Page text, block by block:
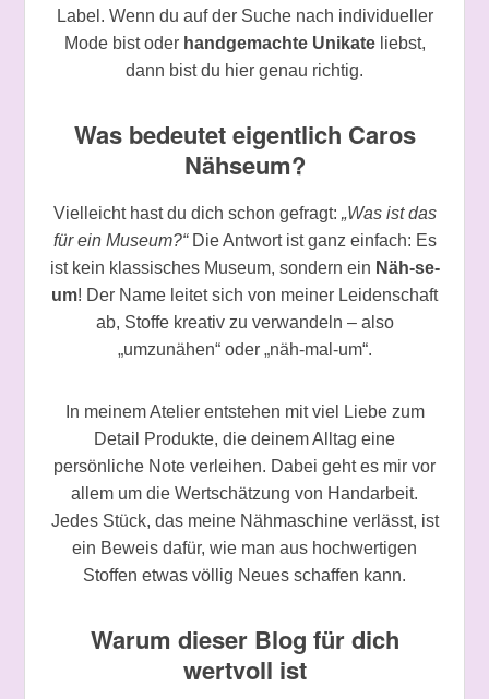
Label. Wenn du auf der Suche nach individueller
Mode bist oder handgemachte Unikateliebst,
dann bist du hier genau richtig.
Was bedeutet eigentlich Caros
Nähseum?
Vielleicht hast du dich schon gefragt: „Was ist das
für ein Museum?“Die Antwort ist ganz einfach: Es
ist kein klassisches Museum, sondern ein Näh-se-
um! Der Name leitet sich von meiner Leidenschaft
ab, Stoffe kreativ zu verwandeln – also
„umzunähen“ oder „näh-mal-um“.
In meinem Atelier entstehen mit viel Liebe zum
Detail Produkte, die deinem Alltag eine
persönliche Note verleihen. Dabei geht es mir vor
allem um die Wertschätzung von Handarbeit.
Jedes Stück, das meine Nähmaschine verlässt, ist
ein Beweis dafür, wie man aus hochwertigen
Stoffen etwas völlig Neues schaffen kann.
Warum dieser Blog für dich
wertvoll ist